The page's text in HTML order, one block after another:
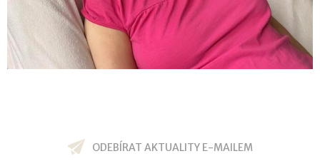
ODEBÍRAT AKTUALITY E-MAILEM